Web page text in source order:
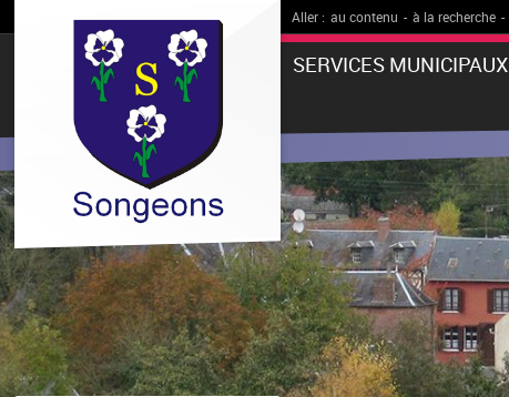
Aller : au contenu - à la recherche -
SERVICES MUNICIPAUX